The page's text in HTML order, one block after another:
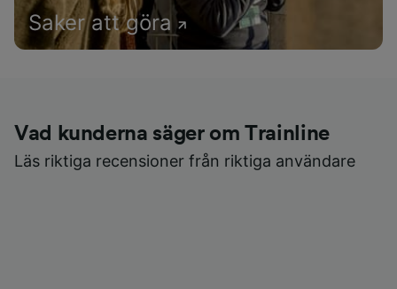
Saker att göra
Vad kunderna säger om Trainline
Läs riktiga recensioner från riktiga användare